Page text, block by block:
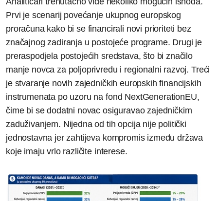
Prvi je scenarij povećanje ukupnog europskog
proračuna kako bi se financirali novi prioriteti bez
značajnog zadiranja u postojeće programe. Drugi je
preraspodjela postojećih sredstava, što bi značilo
manje novca za poljoprivredu i regionalni razvoj. Treći
je stvaranje novih zajedničkih europskih financijskih
instrumenata po uzoru na fond NextGenerationEU,
čime bi se dodatni novac osiguravao zajedničkim
zaduživanjem. Nijedna od tih opcija nije politički
jednostavna jer zahtijeva kompromis između država
koje imaju vrlo različite interese.